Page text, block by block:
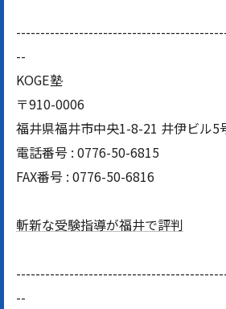
--
KOGE塾
〒910-0006
福井県福井市中央1-8-21 井伊ビル5
電話番号 : 0776-50-6815
FAX番号 : 0776-50-6816
斬新な受験指導が福井で評判
--